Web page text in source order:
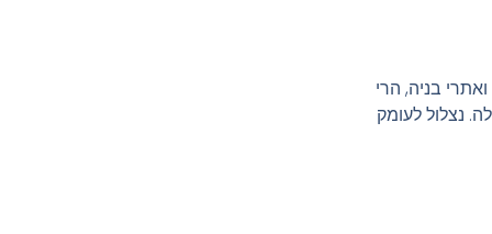
בניה, הרי
נצלול לעומק